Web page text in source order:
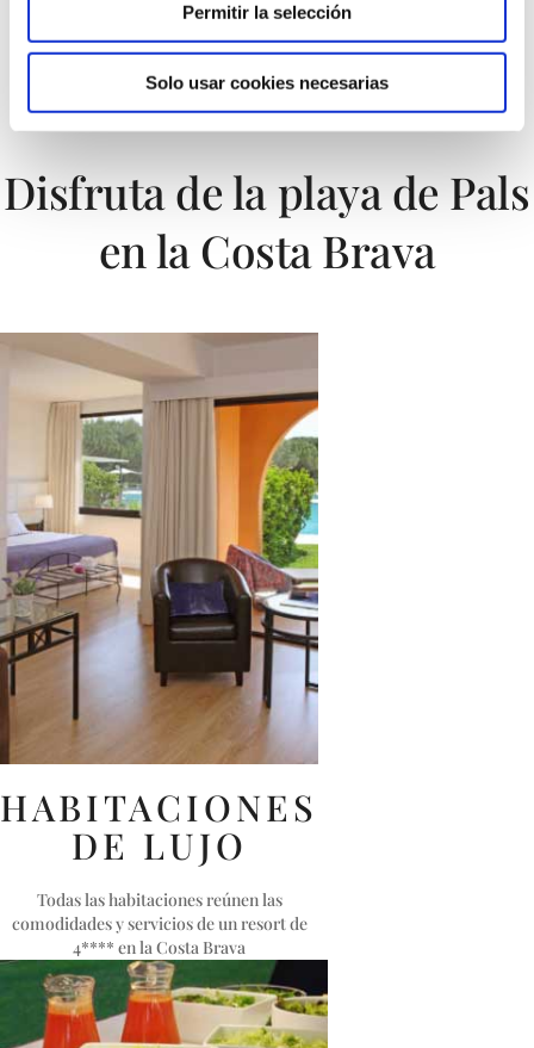
Permitir la selección
Solo usar cookies necesarias
8/10 Personas
1/2 Cuna
Disfruta de la playa de Pals
en la Costa Brava
HABITACIONES
DE LUJO
Todas las habitaciones reúnen las
comodidades y servicios de un resort de
4**** en la Costa Brava